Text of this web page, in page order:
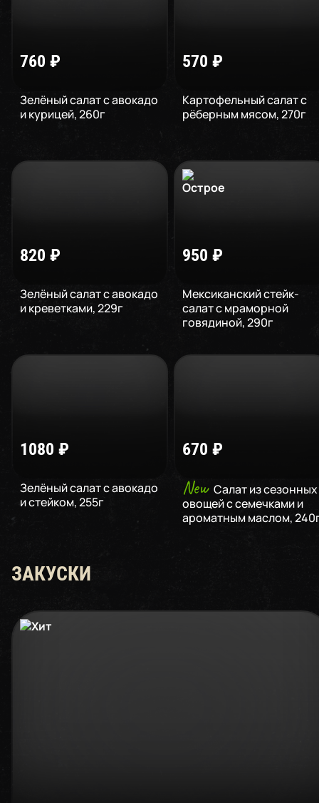
760 ₽
Зелёный салат с авокадо
и курицей,260г
570 ₽
Картофельный салат с
рёберным мясом,270г
820 ₽
Зелёный салат с авокадо
и креветками,229г
950 ₽
Мексиканский стейк-
салат с мраморной
говядиной,290г
1080 ₽
Зелёный салат с авокадо
и стейком,255г
670 ₽
New Салат из сезонных
овощей с семечками и
ароматным маслом,240
ЗАКУСКИ